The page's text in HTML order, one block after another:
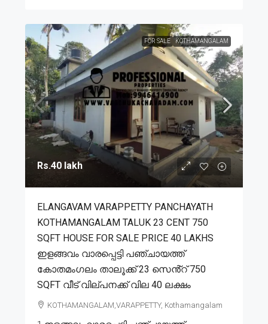
FOR SALE KOTHAMANGALAM
Rs.40 lakh
ELANGAVAM VARAPPETTY PANCHAYATH
KOTHAMANGALAM TALUK 23 CENT 750
SQFT HOUSE FOR SALE PRICE 40 LAKHS
ഇളങ്ങവം വാരപ്പെട്ടി പഞ്ചായത്ത്
കോതമംഗലം താലൂക്ക് 23 സെൻ്റ് 750
SQFT വീട് വില്പനക്ക് വില 40 ലക്ഷം
KOTHAMANGALAM,VARAPPETTY, Kothamangalam